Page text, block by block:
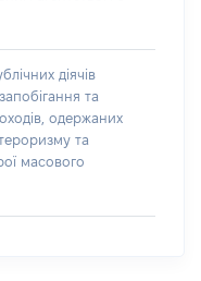
діячів
та
одержаних
та
масового